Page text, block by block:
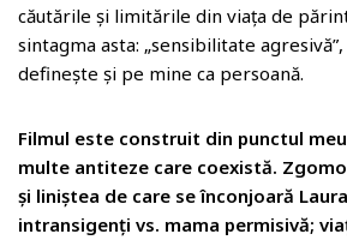
căutările și limitările din viața de
sintagma asta: „sensibilitate
definește și pe mine ca persoană.
Filmul este construit din punctul
multe antiteze care coexistă.
și liniștea de care se înconjoară
intransigenți vs. mama permisivă;